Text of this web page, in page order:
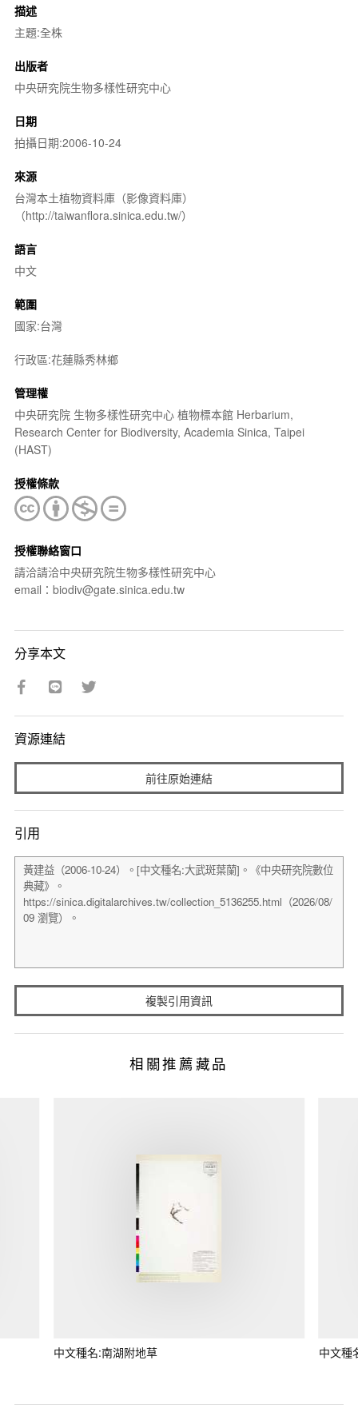
描述
主題:全株
出版者
中央研究院生物多樣性研究中心
日期
拍攝日期:2006-10-24
來源
台灣本土植物資料庫（影像資料庫）
（http://taiwanflora.sinica.edu.tw/）
語言
中文
範圍
國家:台灣
行政區:花蓮縣秀林鄉
管理權
中央研究院 生物多樣性研究中心 植物標本館 Herbarium,
Research Center for Biodiversity, Academia Sinica, Taipei
(HAST)
授權條款
授權聯絡窗口
請洽請洽中央研究院生物多樣性研究中心
email：biodiv@gate.sinica.edu.tw
分享本文
資源連結
前往原始連結
引用
複製引用資訊
相關推薦藏品
中文種名:南湖附地草 中文種